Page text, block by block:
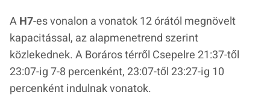
AH7-es vonalon a vonatok 12 órától megnövelt
kapacitással, az alapmenetrend szerint
közlekednek. A Boráros térről Csepelre 21:37-től
23:07-ig 7-8 percenként, 23:07-től 23:27-ig 10
percenként indulnak vonatok.